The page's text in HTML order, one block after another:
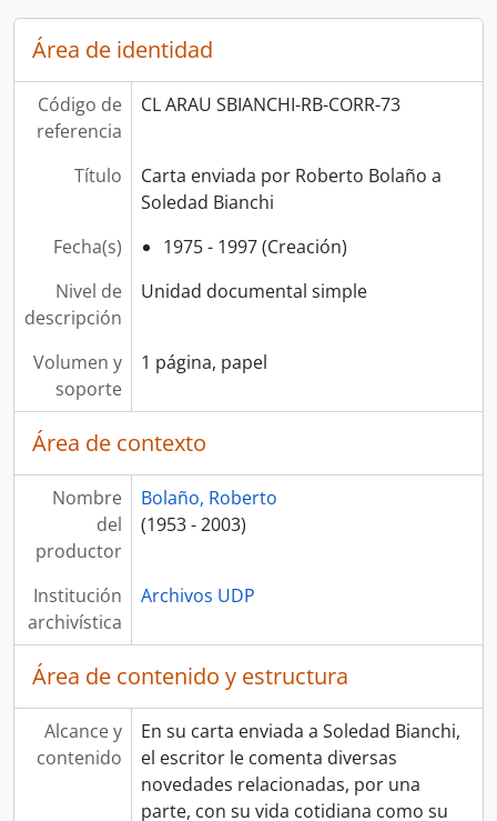
Área de identidad
Código de
referencia
CL ARAU SBIANCHI-RB-CORR-73
Título
Carta enviada por Roberto Bolaño a
Soledad Bianchi
Fecha(s)
1975 - 1997 (Creación)
Nivel de
descripción
Unidad documental simple
Volumen y
soporte
1 página, papel
Área de contexto
Nombre
del
productor
Bolaño, Roberto
(1953 - 2003)
Institución
archivística
Archivos UDP
Área de contenido y estructura
Alcance y
contenido
En su carta enviada a Soledad Bianchi,
el escritor le comenta diversas
novedades relacionadas, por una
parte, con su vida cotidiana como su